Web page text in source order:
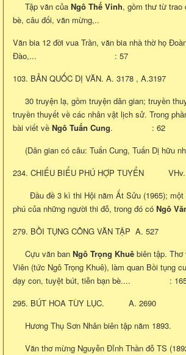
Tập văn của Ngô Thế Vinh, gồm thư từ trao
bè, câu đối, văn mừng,..
Văn bia 12 đời vua Trần, văn bia nhà thờ họ
Đào,... : 57
103. BẢN QUỐC DỊ VĂN. A. 3178 , A.3197
30 truyện lạ, gồm truyện dân gian; truyền
truyền thuyết về các nhân vật lịch sử. Trong
bài viết về Ngô Tuấn Cung. : 62
(Dân gian có câu: Tuấn Cung, Tuấn Dị hữu
234. CHIẾU BIỂU PHÚ HỢP TUYỂN VHv.
Đầu đề 3 kì thi Hội năm Ất Sửu (1965); một
phú của những người thi đỗ, trong đó có Ngô
279. BỒI TỤNG CÔNG VĂN TẬP A. 527
Cựu văn ban Ngô Trọng Khuê biên tập. Thơ
Viên (tức Ngô Trọng Khuê), làm quan Bồi tụng
dạy con, tuyệt bút, tiễn bạn bè.... :
295. BÚT HOA TÙY LỤC. A. 2690
Hương Thụ Sơn Nhân biên tập năm 1893.
Văn thơ mừng Nguyễn Đỉnh Thần đỗ TS